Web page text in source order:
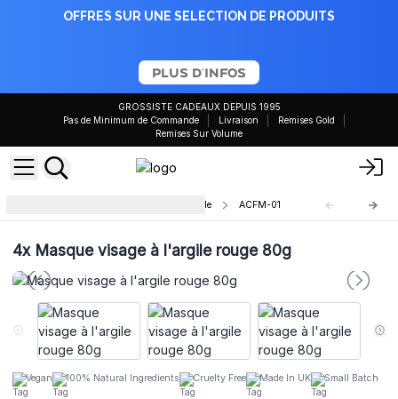
OFFRES SUR UNE SELECTION DE PRODUITS
PLUS D'INFOS
GROSSISTE CADEAUX DEPUIS 1995
Pas de Minimum de Commande
Livraison
Remises Gold
Remises Sur Volume
Masques faciaux à l'argile naturelle ACFM-01
4xMasque visage à l'argile rouge 80g
Vegan 100% Natural Ingredients Cruelty Free Made In UK Small Batch